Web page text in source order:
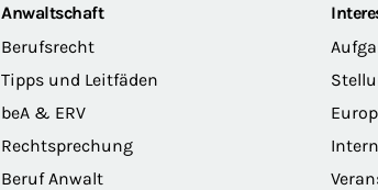
Anwaltschaft
Berufsrecht
Tipps und Leitfäden
beA & ERV
Rechtsprechung
Beruf Anwalt